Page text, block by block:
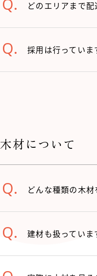
どのエリアまで配
採用は行っていま
木材について
どんな種類の木材
建材も扱っていま